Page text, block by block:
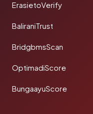
ErasietoVerify
BaliraniTrust
BridgbmsScan
OptimadiScore
BungaayuScore